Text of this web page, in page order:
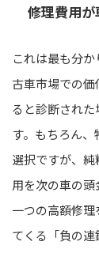
修理費用
これは最も分
古車市場での
ると診断され
す。もちろん
選択ですが、
用を次の車の頭
一つの高額修
てくる「負の連